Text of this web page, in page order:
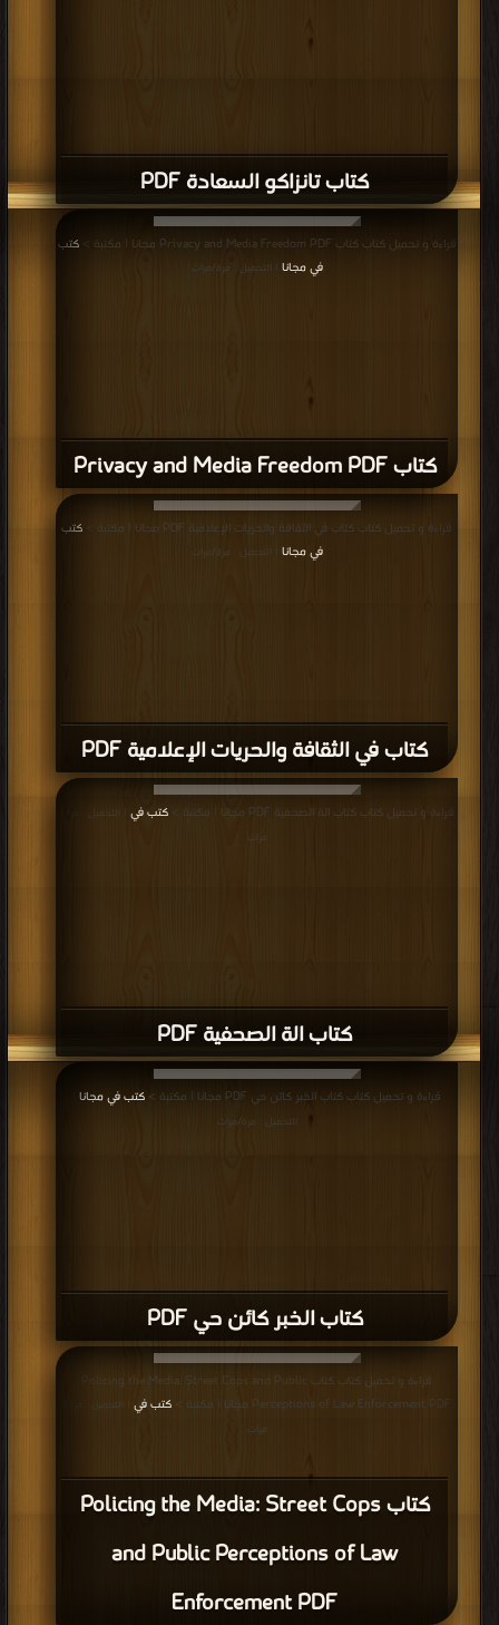
كتاب تانزاكو السعادة PDF
كتاب Privacy and Media Freedom PDF
قراءة و تحميل كتاب كتاب Privacy and Media Freedom PDF مجانا | مكتبة >
كتب
في مجانا | التحميل : مرة/مرات
كتاب في الثقافة والحريات الإعلامية PDF
قراءة و تحميل كتاب كتاب في الثقافة والحريات الإعلامية PDF مجانا | مكتبة >
كتب
في مجانا | التحميل : مرة/مرات
كتاب الة الصحفية PDF
قراءة و تحميل كتاب كتاب الة الصحفية PDF مجانا | مكتبة > كتب في
| التحميل : مرة/
مرات
كتاب الخبر كائن حي PDF
قراءة و تحميل كتاب كتاب الخبر كائن حي PDF مجانا | مكتبة > كتب في مجانا
التحميل : مرة/مرات
كتاب Policing the Media: Street Cops
and Public Perceptions of Law
Enforcement PDF
قراءة و تحميل كتاب كتاب Policing the Media: Street Cops and Public
Perceptions of Law Enforcement PDF مجانا | مكتبة >
كتب في
| التحميل : مرة/
مرات